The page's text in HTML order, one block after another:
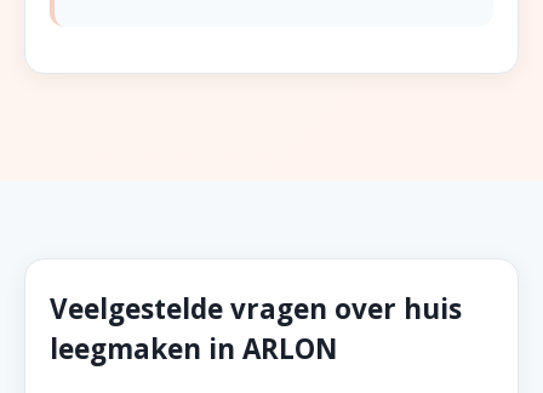
Veelgestelde vragen over huis
leegmaken in ARLON